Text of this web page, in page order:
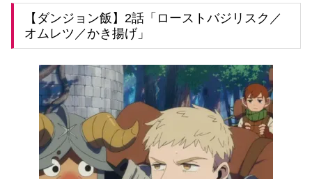
【ダンジョン飯】2話「ローストバジリスク／
オムレツ／かき揚げ」